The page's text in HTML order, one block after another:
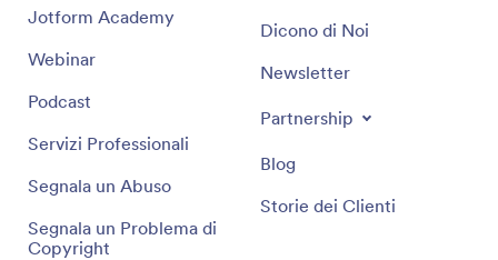
Jotform Academy
Webinar
Podcast
Servizi Professionali
Segnala un Abuso
Segnala un Problema di
Copyright
Dicono di Noi
Newsletter
Partnership
Blog
Storie dei Clienti